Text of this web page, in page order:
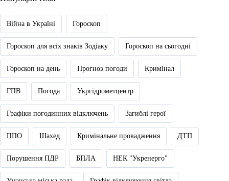
Війна в Україні Гороскоп
Гороскоп для всіх знаків Зодіаку Гороскоп на сьогодні
Гороскоп на день Прогноз погоди Кримінал
ГПВ Погода Укргідрометцентр
Графіки погодинних відключень Загиблі герої
ППО Шахед Кримінальне провадження ДТП
Порушення ПДР БПЛА НЕК "Укренерго"